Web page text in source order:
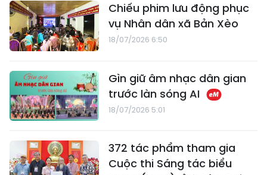
Chiếu phim lưu động phục
vụ Nhân dân xã Bản Xèo
18/07/2026 6:50
Gìn giữ âm nhạc dân gian
trước làn sóng AI
18/07/2026 5:01
372 tác phẩm tham gia
Cuộc thi Sáng tác biểu